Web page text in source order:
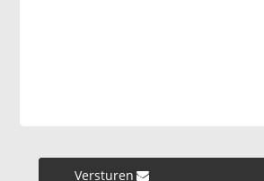
Versturen »